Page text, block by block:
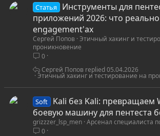
Статья
Инструменты для
приложений 2026: что
engagement'ах
Сергей Попов Этичный хакинг и
проникновение
0
Этичный хакинг и тестирование на
05.04.2026
Сергей Попов
Soft
Kali без Kali: превращаем
боевую машину для пентеста
grizzzer_lsp_men Арсенал специалиста
0